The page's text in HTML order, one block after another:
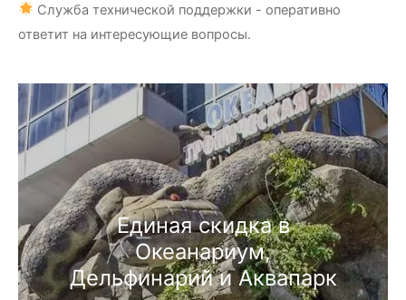
Служба технической поддержки - оперативно
ответит на интересующие вопросы.
Единая скидка в
Океанариум,
Дельфинарий и Аквапарк